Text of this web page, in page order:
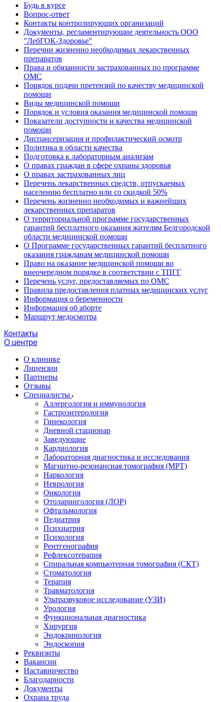
Будь в курсе
Вопрос-ответ
Контакты контролирующих организаций
Документы, регламентирующие деятельность ООО
"ЛебГОК-Здоровье"
Перечни жизненно необходимых лекарственных
препаратов
Права и обязанности застрахованных по программе
ОМС
Порядок подачи претензий по качеству медицинской
помощи
Виды медицинской помощи
Порядок и условия оказания медицинской помощи
Показатели доступности и качества медицинской
помощи
Диспансеризация и профилактический осмотр
Политика в области качества
Подготовка к лабораторным анализам
О правах граждан в сфере охраны здоровья
О правах застрахованных лиц
Перечень лекарственных средств, отпускаемых
населению бесплатно или со скидкой 50%
Перечень жизненно необходимых и важнейших
лекарственных препаратов
О территориальной программе государственных
гарантий бесплатного оказания жителям Белгородской
области медицинской помощи
О Программе государственных гарантий бесплатного
оказания гражданам медицинской помощи
Право на оказание медицинской помощи во
внеочередном порядке в соответствии с ТПГГ
Перечень услуг, предоставляемых по ОМС
Правила предоставления платных медицинских услуг
Информация о беременности
Информация об аборте
Маршрут медосмотра
Контакты
О центре
О клинике
Лицензии
Партнеры
Отзывы
Специалисты
Аллергология и иммунология
Гастроэнтерология
Гинекология
Дневной стационар
Заведующие
Кардиология
Лабораторная диагностика и исследования
Магнитно-резонансная томография (МРТ)
Наркология
Неврология
Онкология
Отоларингология (ЛОР)
Офтальмология
Педиатрия
Психиатрия
Психология
Рентгенография
Рефлексотерапия
Спиральная компьютерная томография (СКТ)
Стоматология
Терапия
Травматология
Ультразвуковое исследование (УЗИ)
Урология
Функциональная диагностика
Хирургия
Эндокринология
Эндоскопия
Реквизиты
Вакансии
Наставничество
Благодарности
Документы
Охрана труда